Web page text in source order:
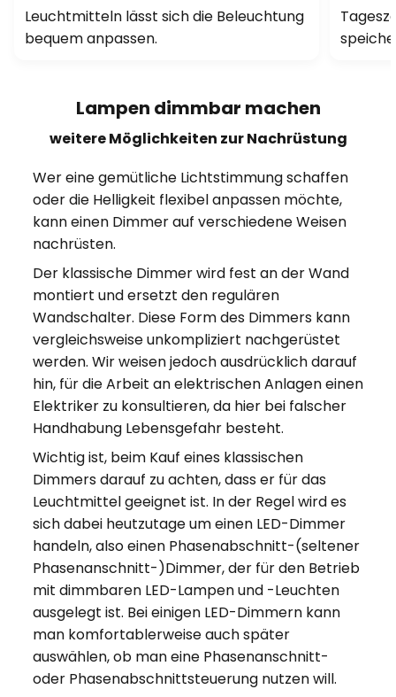
Leuchtmitteln lässt sich die Beleuchtung
bequem anpassen.
Lampen dimmbar machen
weitere Möglichkeiten zur Nachrüstung
Wer eine gemütliche Lichtstimmung schaffen
oder die Helligkeit flexibel anpassen möchte,
kann einen Dimmer auf verschiedene Weisen
nachrüsten.
Der klassische Dimmer wird fest an der Wand
montiert und ersetzt den regulären
Wandschalter. Diese Form des Dimmers kann
vergleichsweise unkompliziert nachgerüstet
werden. Wir weisen jedoch ausdrücklich darauf
hin, für die Arbeit an elektrischen Anlagen einen
Elektriker zu konsultieren, da hier bei falscher
Handhabung Lebensgefahr besteht.
Wichtig ist, beim Kauf eines klassischen
Dimmers darauf zu achten, dass er für das
Leuchtmittel geeignet ist. In der Regel wird es
sich dabei heutzutage um einen LED-Dimmer
handeln, also einen Phasenabschnitt-(seltener
Phasenanschnitt-)Dimmer, der für den Betrieb
mit dimmbaren LED-Lampen und -Leuchten
ausgelegt ist. Bei einigen LED-Dimmern kann
man komfortablerweise auch später
auswählen, ob man eine Phasenanschnitt-
oder Phasenabschnittsteuerung nutzen will.